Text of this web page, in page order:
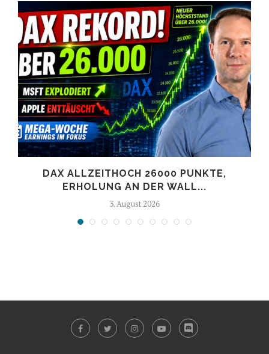
DAX ALLZEITHOCH 26000 PUNKTE,
ERHOLUNG AN DER WALL...
3. August 2026